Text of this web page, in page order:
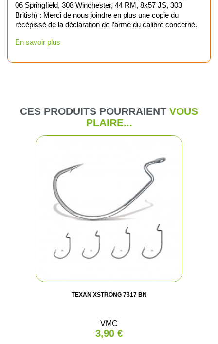
06 Springfield, 308 Winchester, 44 RM, 8x57 JS, 303
British) : Merci de nous joindre en plus une copie du
récépissé de la déclaration de l’arme du calibre concerné.
En savoir plus
CES PRODUITS POURRAIENT VOUS
PLAIRE...
TEXAN XSTRONG 7317 BN
VMC
3,90 €